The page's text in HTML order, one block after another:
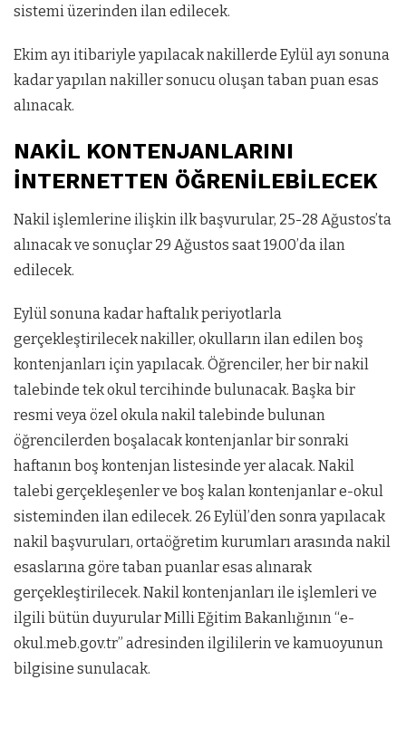
sistemi üzerinden ilan edilecek.
Ekim ayı itibariyle yapılacak nakillerde Eylül ayı sonuna
kadar yapılan nakiller sonucu oluşan taban puan esas
alınacak.
NAKİL KONTENJANLARINI
İNTERNETTEN ÖĞRENİLEBİLECEK
Nakil işlemlerine ilişkin ilk başvurular, 25-28 Ağustos’ta
alınacak ve sonuçlar 29 Ağustos saat 19.00’da ilan
edilecek.
Eylül sonuna kadar haftalık periyotlarla
gerçekleştirilecek nakiller, okulların ilan edilen boş
kontenjanları için yapılacak. Öğrenciler, her bir nakil
talebinde tek okul tercihinde bulunacak. Başka bir
resmi veya özel okula nakil talebinde bulunan
öğrencilerden boşalacak kontenjanlar bir sonraki
haftanın boş kontenjan listesinde yer alacak. Nakil
talebi gerçekleşenler ve boş kalan kontenjanlar e-okul
sisteminden ilan edilecek. 26 Eylül’den sonra yapılacak
nakil başvuruları, ortaöğretim kurumları arasında nakil
esaslarına göre taban puanlar esas alınarak
gerçekleştirilecek. Nakil kontenjanları ile işlemleri ve
ilgili bütün duyurular Milli Eğitim Bakanlığının “e-
okul.meb.gov.tr” adresinden ilgililerin ve kamuoyunun
bilgisine sunulacak.